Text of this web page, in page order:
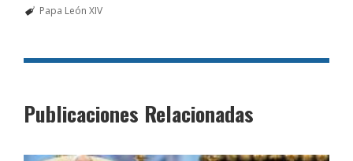
Papa León XIV
Publicaciones Relacionadas